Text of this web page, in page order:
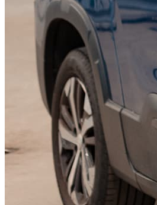
KGM Pickups
Fordonstyp
PickupTransportbilPersonbil
Visa alla fordon